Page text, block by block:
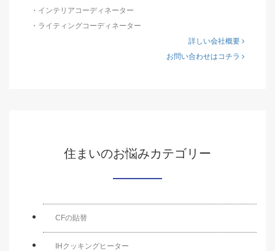
・インテリアコーディネーター
・ライティングコーディネーター
詳しい会社概要
お問い合わせはコチラ
住まいのお悩みカテゴリー
CFの貼替
IHクッキングヒーター